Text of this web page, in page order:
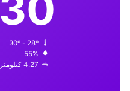
55%
4.27 كيلومتر/ساعة